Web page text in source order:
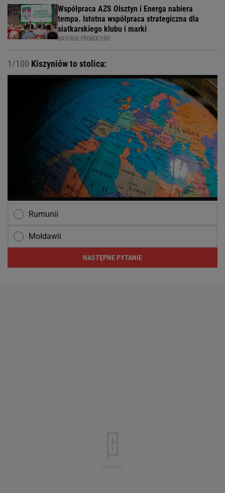
Współpraca AZS Olsztyn i Energa nabiera
tempa. Istotna współpraca strategiczna dla
siatkarskiego klubu i marki
MATERIAŁ PROMOCYJNY
1/100 Kiszyniów to stolica:
Rumunii
Mołdawii
NASTĘPNE PYTANIE